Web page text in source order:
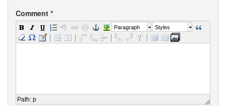
Comment *
Paragraph Styles
Path: p